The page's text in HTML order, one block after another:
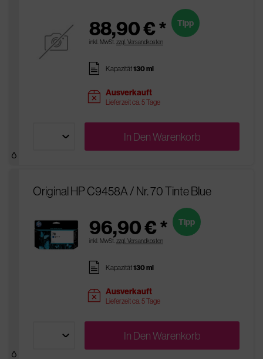
88,90 € *
inkl. MwSt. zzgl. Versandkosten
Tipp
pages Kapazität130 ml
sold Ausverkauft
Lieferzeit ca. 5 Tage
In DenWarenkorb
Original HP C9458A / Nr. 70 Tinte Blue
96,90 € *
inkl. MwSt. zzgl. Versandkosten
Tipp
pages Kapazität130 ml
sold Ausverkauft
Lieferzeit ca. 5 Tage
In DenWarenkorb